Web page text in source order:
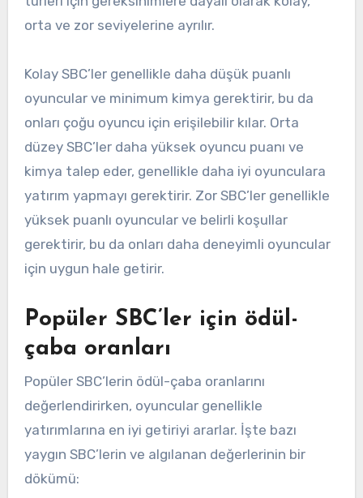
orta ve zor seviyelerine ayrılır.
Kolay SBC’ler genellikle daha düşük puanlı
oyuncular ve minimum kimya gerektirir, bu da
onları çoğu oyuncu için erişilebilir kılar. Orta
düzey SBC’ler daha yüksek oyuncu puanı ve
kimya talep eder, genellikle daha iyi oyunculara
yatırım yapmayı gerektirir. Zor SBC’ler genellikle
yüksek puanlı oyuncular ve belirli koşullar
gerektirir, bu da onları daha deneyimli oyuncular
için uygun hale getirir.
Popüler SBC’ler için ödül-
çaba oranları
Popüler SBC’lerin ödül-çaba oranlarını
değerlendirirken, oyuncular genellikle
yatırımlarına en iyi getiriyi ararlar. İşte bazı
yaygın SBC’lerin ve algılanan değerlerinin bir
dökümü: